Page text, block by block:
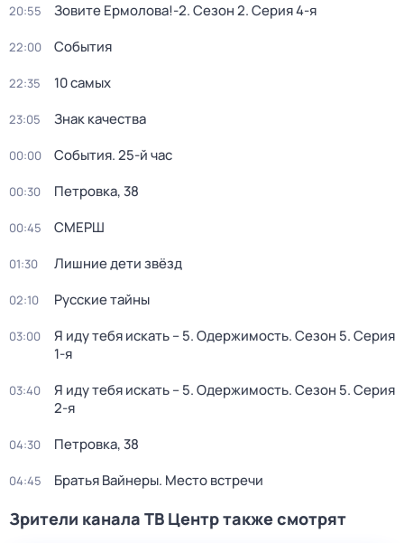
20:55 Зовите Ермолова!-2. Сезон 2. Серия 4-я
22:00 События
22:35 10 самых
23:05 Знак качества
00:00 События. 25-й час
00:30 Петровка, 38
00:45 СМЕРШ
01:30 Лишние дети звёзд
02:10 Русские тайны
03:00 Я иду тебя искать – 5. Одержимость. Сезон 5. Серия
1-я
03:40 Я иду тебя искать – 5. Одержимость. Сезон 5. Серия
2-я
04:30 Петровка, 38
04:45 Братья Вайнеры. Место встречи
Зрители канала ТВ Центр также смотрят